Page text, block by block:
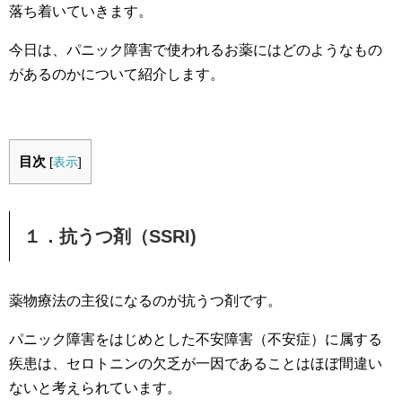
落ち着いていきます。
今日は、パニック障害で使われるお薬にはどのようなもの
があるのかについて紹介します。
目次 [表示]
１．抗うつ剤（SSRI)
薬物療法の主役になるのが抗うつ剤です。
パニック障害をはじめとした不安障害（不安症）に属する
疾患は、セロトニンの欠乏が一因であることはほぼ間違い
ないと考えられています。